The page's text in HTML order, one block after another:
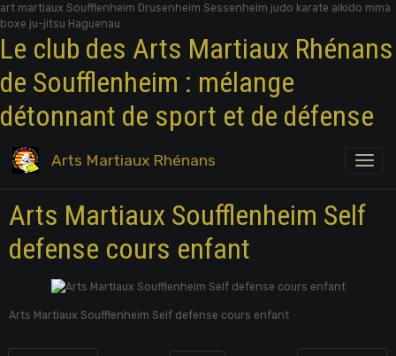
art martiaux Soufflenheim Drusenheim Sessenheim judo karate aikido mma
boxe ju-jitsu Haguenau
Le club des Arts Martiaux Rhénans
de Soufflenheim : mélange
détonnant de sport et de défense
Arts Martiaux Rhénans
Arts Martiaux Soufflenheim Self
defense cours enfant
Arts Martiaux Soufflenheim Self defense cours enfant